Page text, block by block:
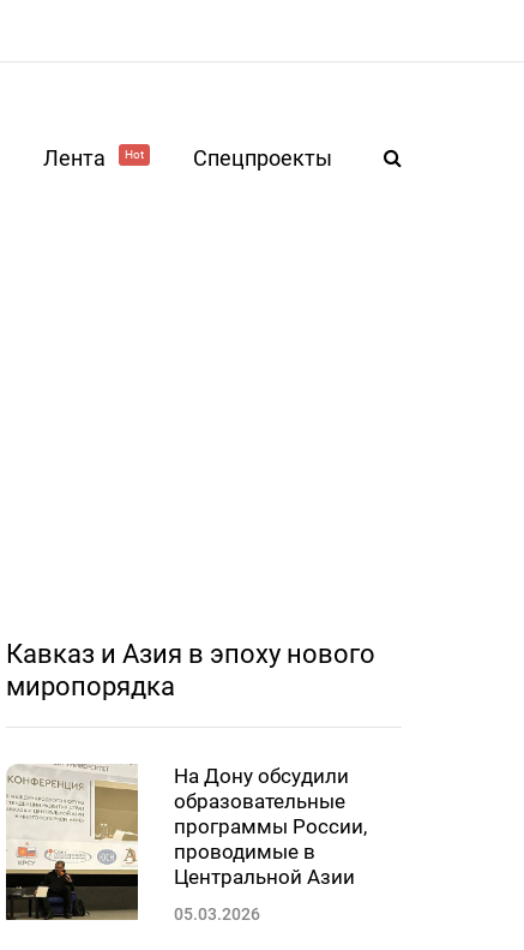
Лента Hot Спецпроекты
Кавказ и Азия в эпоху нового
миропорядка
На Дону обсудили
образовательные
программы России,
проводимые в
Центральной Азии
05.03.2026